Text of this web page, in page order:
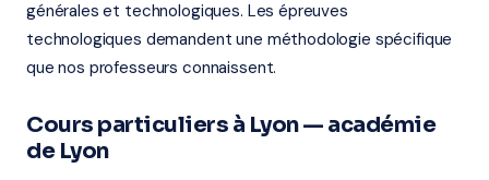
générales et technologiques. Les épreuves
technologiques demandent une méthodologie spécifique
que nos professeurs connaissent.
Cours particuliers à Lyon — académie
de Lyon